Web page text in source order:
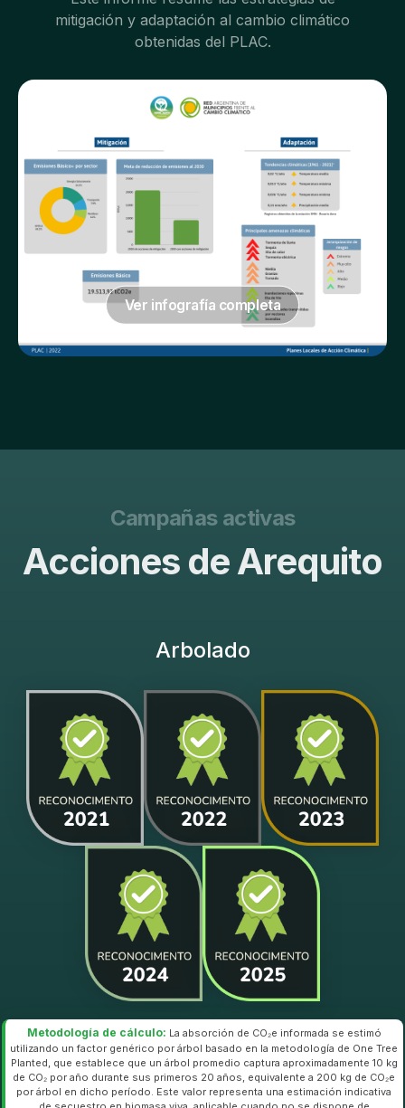
mitigación y adaptación al cambio climático
obtenidas del PLAC.
Ver infografía completa
Campañas activas
Acciones de Arequito
Arbolado
Metodología de cálculo: La absorción de CO₂e informada se estimó
utilizando un factor genérico por árbol basado en la metodología de One Tree
Planted, que establece que un árbol promedio captura aproximadamente 10 kg
de CO₂ por año durante sus primeros 20 años, equivalente a 200 kg de CO₂e
por árbol en dicho período. Este valor representa una estimación indicativa